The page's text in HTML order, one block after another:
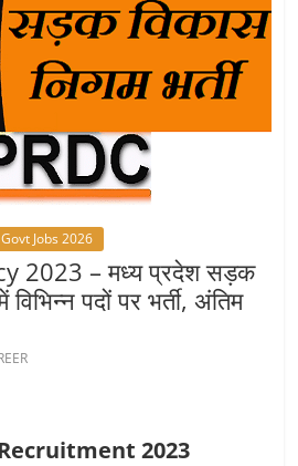
Jobs 2026
2023 – मध्य प्रदेश सड़क
पदों पर भर्ती, अंतिम
2023